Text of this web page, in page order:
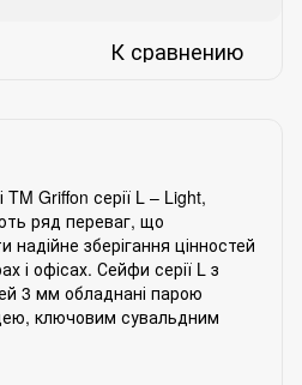
К сравнению
Griffon серії L – Light,
ряд переваг, що
надійне зберігання цінностей
і офісах. Сейфи серії L з
3 мм обладнані парою
ключовим сувальдним